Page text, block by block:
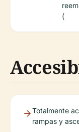
(
Totalmente
rampas y